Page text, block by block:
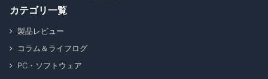
カテゴリ一覧
製品レビュー
コラム＆ライフログ
PC・ソフトウェア